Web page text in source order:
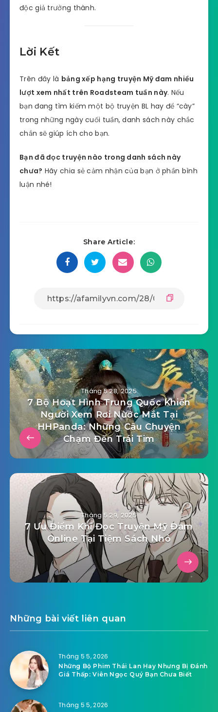
độc giả trưởng thành.
Lời Kết
Trên đây là bảng xếp hạng truyện Mỹ đam nhiều
lượt xem nhất trên Roadsteam tuần này. Nếu
bạn đang tìm kiếm một bộ truyện BL hay để “cày”
trong những ngày cuối tuần, danh sách này chắc
chắn sẽ giúp ích cho bạn.
Bạn đã đọc truyện nào trong danh sách này
chưa? Hãy chia sẻ cảm nhận của bạn ở phần bình
luận nhé!
Share Article:
Tháng 5 28, 2025
7 Bộ Hoạt Hình Trung Quốc Khiến
Người Xem Rơi Nước Mắt Tại
HHPanda: Những Câu Chuyện
Chạm Đến Trái Tim
Tháng 5 29, 2025
7 Ưu Điểm Khi Đọc Truyện Mỹ Đam
Online Tại Tiệm Sách Nhỏ
Những bài viết liên quan
Tháng 5 5, 2026
Những Bộ Phim Thái Lan Hay Nhưng Bị Đánh
Giá Thấp: Viên Ngọc Quý Bạn Chưa Biết
Tháng 5 5, 2026